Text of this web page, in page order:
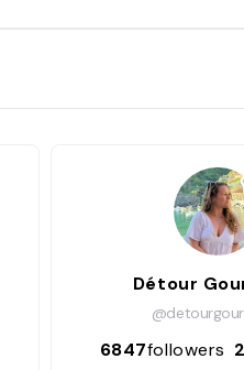
Détour
6847followers